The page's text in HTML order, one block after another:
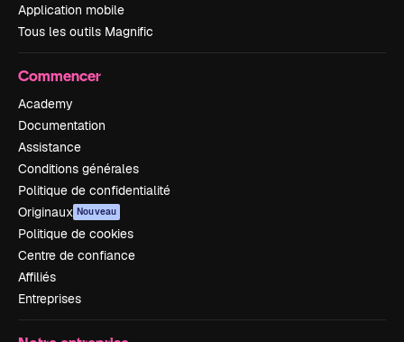
Application mobile
Tous les outils Magnific
Commencer
Academy
Documentation
Assistance
Conditions générales
Politique de confidentialité
Originaux Nouveau
Politique de cookies
Centre de confiance
Affiliés
Entreprises